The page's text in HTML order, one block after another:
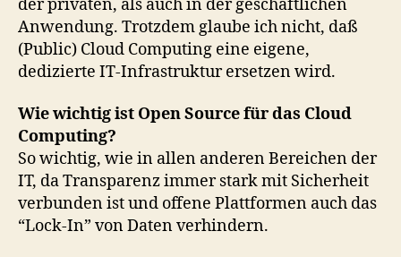
der privaten, als auch in der geschäftlichen
Anwendung. Trotzdem glaube ich nicht, daß
(Public) Cloud Computing eine eigene,
dedizierte IT-Infrastruktur ersetzen wird.
Wie wichtig ist Open Source für das Cloud
Computing?
So wichtig, wie in allen anderen Bereichen der
IT, da Transparenz immer stark mit Sicherheit
verbunden ist und offene Plattformen auch das
“Lock-In” von Daten verhindern.